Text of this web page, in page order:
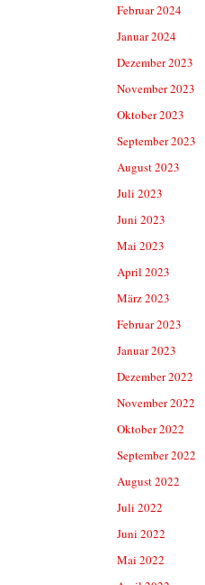
Februar 2024
Januar 2024
Dezember 2023
November 2023
Oktober 2023
September 2023
August 2023
Juli 2023
Juni 2023
Mai 2023
April 2023
März 2023
Februar 2023
Januar 2023
Dezember 2022
November 2022
Oktober 2022
September 2022
August 2022
Juli 2022
Juni 2022
Mai 2022